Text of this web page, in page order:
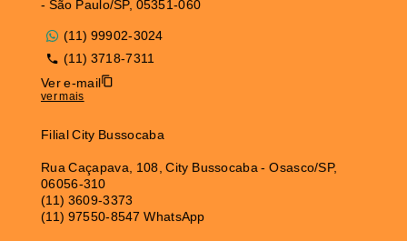
- São Paulo/SP, 05351-060
(11) 99902-3024
(11) 3718-7311
Ver e-mail
ver mais
Filial City Bussocaba
Rua Caçapava, 108, City Bussocaba - Osasco/SP,
06056-310
(11) 3609-3373
(11) 97550-8547 WhatsApp